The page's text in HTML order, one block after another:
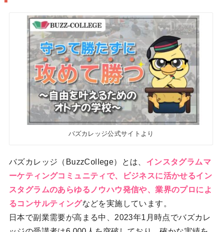
バズカレッジ公式サイトより
バズカレッジ（BuzzCollege）とは、 インスタグラムマ
ーケティングコミュニティで、ビジネスに活かせるイン
スタグラムのあらゆるノウハウ発信や、業界のプロによ
るコンサルティングなどを実施しています。
日本で副業需要が高まる中、2023年1月時点でバズカレ